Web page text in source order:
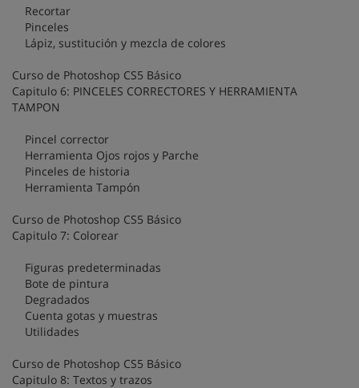
Recortar
Pinceles
Lápiz, sustitución y mezcla de colores
Curso de Photoshop CS5 Básico
Capitulo 6: PINCELES CORRECTORES Y HERRAMIENTA
TAMPON
Pincel corrector
Herramienta Ojos rojos y Parche
Pinceles de historia
Herramienta Tampón
Curso de Photoshop CS5 Básico
Capitulo 7: Colorear
Figuras predeterminadas
Bote de pintura
Degradados
Cuenta gotas y muestras
Utilidades
Curso de Photoshop CS5 Básico
Capitulo 8: Textos y trazos